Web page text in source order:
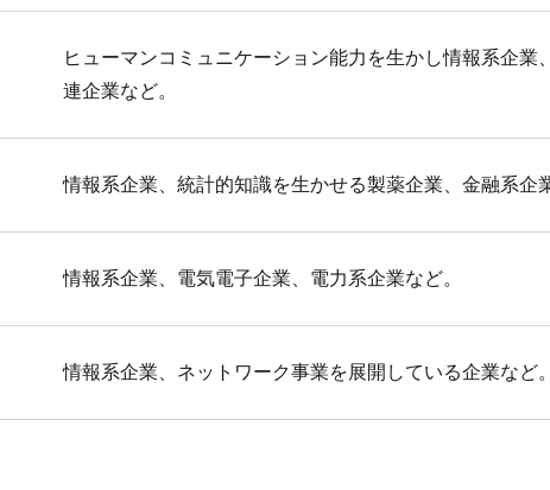
ヒューマンコミュニケーション能力を生かし情報系企業
連企業など。
情報系企業、統計的知識を生かせる製薬企業、金融系企
情報系企業、電気電子企業、電力系企業など。
情報系企業、ネットワーク事業を展開している企業など